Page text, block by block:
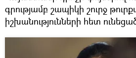
գրությամբ շապիկի շուրջ
իշխանությունների հետ